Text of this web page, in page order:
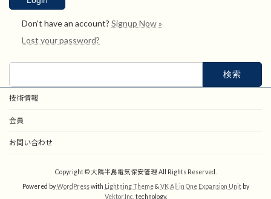
Don't have an account? Signup Now »
Lost your password?
技術情報
会員
お問い合わせ
Copyright © 大隅半島電気保安管理 All Rights Reserved.
Powered byWordPresswith Lightning Theme& VK All in One Expansion Unitby
Vektor,Inc. technology.